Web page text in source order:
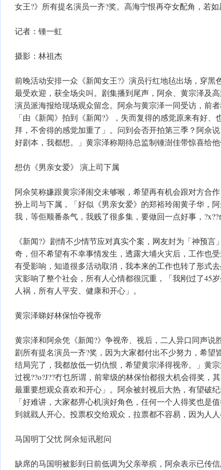
女王?》所有提名演员一齐?奖。高海宁恨再夺女配角，若
记者：锺一虹
摄影：林祖杰
前晚活动安排一众《新闻女王?》演员行红地毡出场，穿黑
最受欢迎，获全场尖叫。剧集播到尾声，阿佘、黄宗泽及
演员派海报给现场观众留念。阿佘与黄宗泽一同受访，前
「由《新闻》拍到《新闻?》，失而复得的感觉原来有好、
拜，不舍得的感觉加重了」。问到会否开拍第三季？阿佘
好剧本，我都想。」黄宗泽称期待总监制锺澍佳带惊喜给
想仿《男亲女爱》 演上司下属
阿佘笑称嫌跟黄宗泽闹交未够喉，希望再有机会跟对方合
扮上司与下属，「好似《男亲女爱》的郑裕玲闹黄子华，
我，等佢顺番条气，我贱了很多集，要做回一点好事，
《新闻?》剧情不少情节应对真实个案，网友封为「神预
奇，但不希望有不幸事情发生，透露大埔火灾后，工作也
有受影响，知道很多活动取消，我本来的工作也转了形式
灾影响了整个社会，所有人心情都很沉重，「我刚过了45
人祸，所有人平安、健康和开心」。
黄宗泽睇好林保怡夺视帝
黄宗泽和阿佘凭《新闻?》争视帝、视后，二人异口同声说
剧所有提名演员一齐?奖，因为大家都付出不少努力，希望
结局完了，我都放低一切仇恨，希望黄宗泽得视帝。」黄
过视??o?J??冇乜所谓，前辈级的林保怡都很大机会得奖，
最重要想观众喜欢和开心」。阿佘被封视后大热，有望破
「好难讲，大家都畀心机演好角色，任何一个人得奖也是
到就戥人开心。投票权交给观众，拉票都不容易，因为人
马国明丁父忧 阿佘短讯慰问
缺席的马国明被影到日前低调为父亲举殡，阿佘表示已传